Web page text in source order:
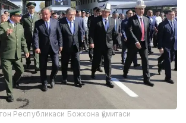
Республикаси Божхона қўмитаси